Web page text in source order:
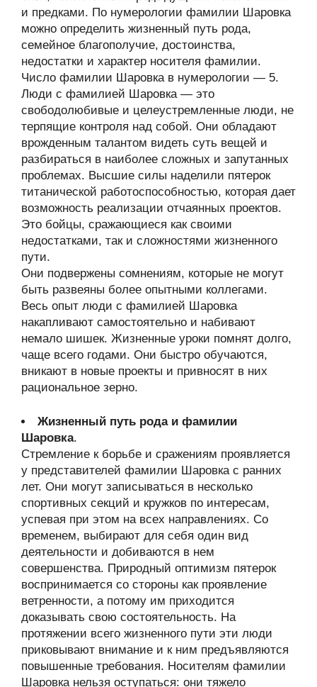
и предками. По нумерологии фамилии Шаровка
можно определить жизненный путь рода,
семейное благополучие, достоинства,
недостатки и характер носителя фамилии.
Число фамилии Шаровка в нумерологии — 5.
Люди с фамилией Шаровка — это
свободолюбивые и целеустремленные люди, не
терпящие контроля над собой. Они обладают
врожденным талантом видеть суть вещей и
разбираться в наиболее сложных и запутанных
проблемах. Высшие силы наделили пятерок
титанической работоспособностью, которая дает
возможность реализации отчаянных проектов.
Это бойцы, сражающиеся как своими
недостатками, так и сложностями жизненного
пути.
Они подвержены сомнениям, которые не могут
быть развеяны более опытными коллегами.
Весь опыт люди с фамилией Шаровка
накапливают самостоятельно и набивают
немало шишек. Жизненные уроки помнят долго,
чаще всего годами. Они быстро обучаются,
вникают в новые проекты и привносят в них
рациональное зерно.
Жизненный путь рода и фамилии
Шаровка.
Стремление к борьбе и сражениям проявляется
у представителей фамилии Шаровка с ранних
лет. Они могут записываться в несколько
спортивных секций и кружков по интересам,
успевая при этом на всех направлениях. Со
временем, выбирают для себя один вид
деятельности и добиваются в нем
совершенства. Природный оптимизм пятерок
воспринимается со стороны как проявление
ветренности, а потому им приходится
доказывать свою состоятельность. На
протяжении всего жизненного пути эти люди
приковывают внимание и к ним предъявляются
повышенные требования. Носителям фамилии
Шаровка нельзя оступаться: они тяжело